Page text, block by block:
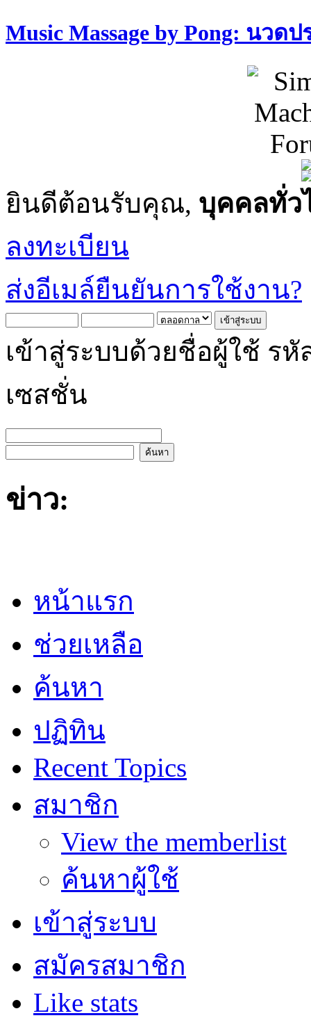
Music Massage by Pong: นวด
ยินดีต้อนรับคุณ, บุคคลทั่ว
ลงทะเบียน
ส่งอีเมล์ยืนยันการใช้งาน?
เข้าสู่ระบบด้วยชื่อผู้ใช้ รหั
เซสชั่น
ข่าว:
หน้าแรก
ช่วยเหลือ
ค้นหา
ปฏิทิน
Recent Topics
สมาชิก
View the memberlist
ค้นหาผู้ใช้
เข้าสู่ระบบ
สมัครสมาชิก
Like stats